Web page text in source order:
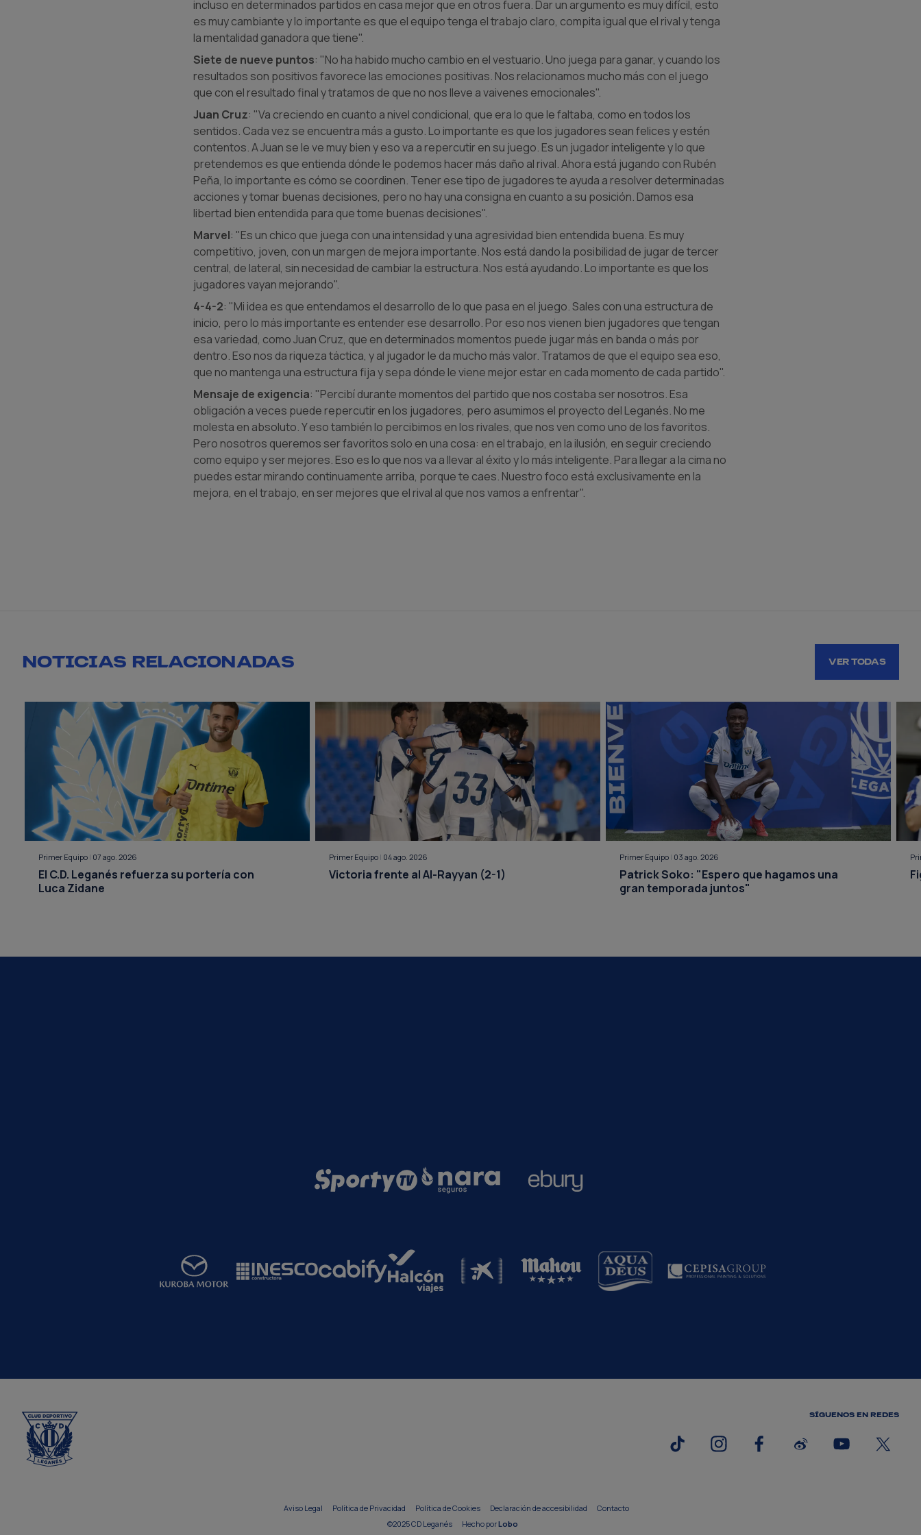
incluso en determinados partidos en casa mejor que en otros fuera. Dar un argumento es muy difícil, esto
es muy cambiante y lo importante es que el equipo tenga el trabajo claro, compita igual que el rival y tenga
la mentalidad ganadora que tiene".
Siete de nueve puntos: "No ha habido mucho cambio en el vestuario. Uno juega para ganar, y cuando los
resultados son positivos favorece las emociones positivas. Nos relacionamos mucho más con el juego
que con el resultado final y tratamos de que no nos lleve a vaivenes emocionales".
Juan Cruz: "Va creciendo en cuanto a nivel condicional, que era lo que le faltaba, como en todos los
sentidos. Cada vez se encuentra más a gusto. Lo importante es que los jugadores sean felices y estén
contentos. A Juan se le ve muy bien y eso va a repercutir en su juego. Es un jugador inteligente y lo que
pretendemos es que entienda dónde le podemos hacer más daño al rival. Ahora está jugando con Rubén
Peña, lo importante es cómo se coordinen. Tener ese tipo de jugadores te ayuda a resolver determinadas
acciones y tomar buenas decisiones, pero no hay una consigna en cuanto a su posición. Damos esa
libertad bien entendida para que tome buenas decisiones".
Marvel: "Es un chico que juega con una intensidad y una agresividad bien entendida buena. Es muy
competitivo, joven, con un margen de mejora importante. Nos está dando la posibilidad de jugar de tercer
central, de lateral, sin necesidad de cambiar la estructura. Nos está ayudando. Lo importante es que los
jugadores vayan mejorando".
4-4-2: "Mi idea es que entendamos el desarrollo de lo que pasa en el juego. Sales con una estructura de
inicio, pero lo más importante es entender ese desarrollo. Por eso nos vienen bien jugadores que tengan
esa variedad, como Juan Cruz, que en determinados momentos puede jugar más en banda o más por
dentro. Eso nos da riqueza táctica, y al jugador le da mucho más valor. Tratamos de que el equipo sea eso,
que no mantenga una estructura fija y sepa dónde le viene mejor estar en cada momento de cada partido".
Mensaje de exigencia: "Percibí durante momentos del partido que nos costaba ser nosotros. Esa
obligación a veces puede repercutir en los jugadores, pero asumimos el proyecto del Leganés. No me
molesta en absoluto. Y eso también lo percibimos en los rivales, que nos ven como uno de los favoritos.
Pero nosotros queremos ser favoritos solo en una cosa: en el trabajo, en la ilusión, en seguir creciendo
como equipo y ser mejores. Eso es lo que nos va a llevar al éxito y lo más inteligente. Para llegar a la cima no
puedes estar mirando continuamente arriba, porque te caes. Nuestro foco está exclusivamente en la
mejora, en el trabajo, en ser mejores que el rival al que nos vamos a enfrentar".
NOTICIAS RELACIONADAS VER TODAS
Primer Equipo | 07 ago. 2026
El C.D. Leganés refuerza su portería con
Luca Zidane
Primer Equipo | 04 ago. 2026
Victoria frente al Al-Rayyan (2-1)
Primer Equipo | 03 ago. 2026
Patrick Soko: "Espero que hagamos una
gran temporada juntos"
SÍGUENOS EN REDES
Aviso Legal Política de Privacidad Política de Cookies Declaración de accesibilidad
Contacto
©2025 CD Leganés
Hecho porLobo